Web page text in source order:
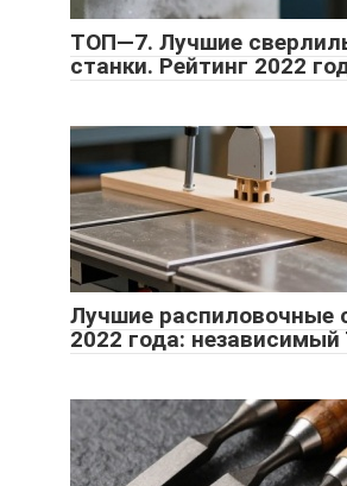
ТОП—7. Лучшие
станки. Рейтинг 2022
Лучшие распиловочные
2022 года: